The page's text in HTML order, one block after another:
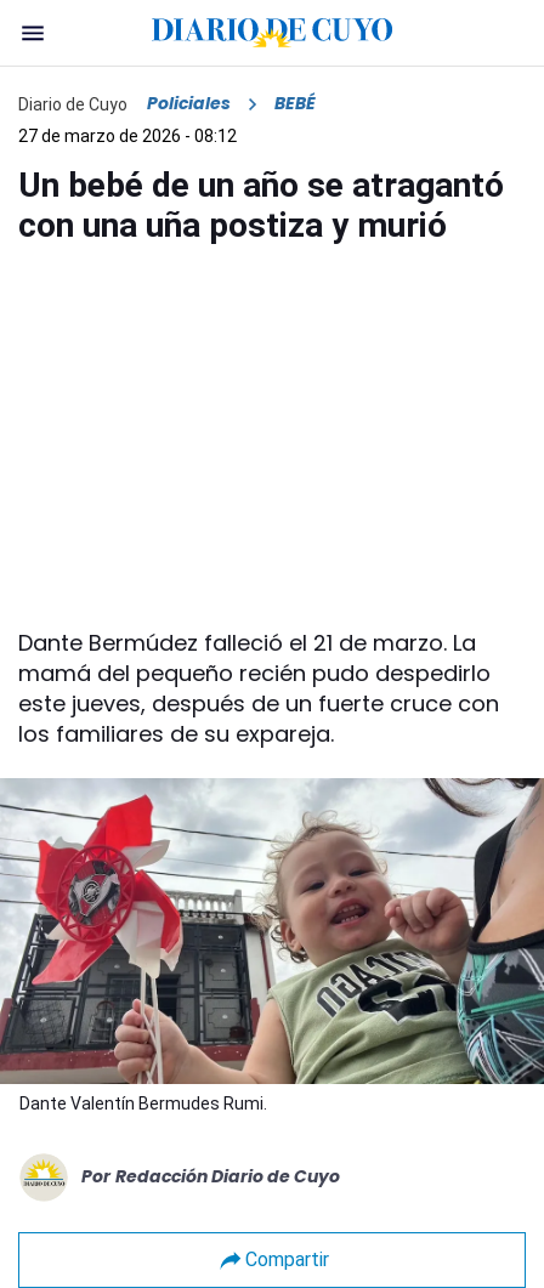
Diario de Cuyo Policiales BEBÉ
27 de marzo de 2026 - 08:12
Un bebé de un año se atragantó
con una uña postiza y murió
Dante Bermúdez falleció el 21 de marzo. La
mamá del pequeño recién pudo despedirlo
este jueves, después de un fuerte cruce con
los familiares de su expareja.
Dante Valentín Bermudes Rumi.
Por Redacción Diario de Cuyo
Compartir